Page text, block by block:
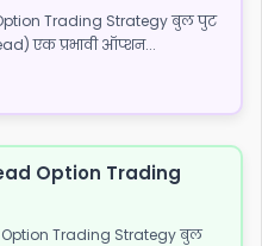
Trading Strategy बुल पुट
एक प्रभावी ऑप्शन...
Option Trading
Trading Strategy बुल